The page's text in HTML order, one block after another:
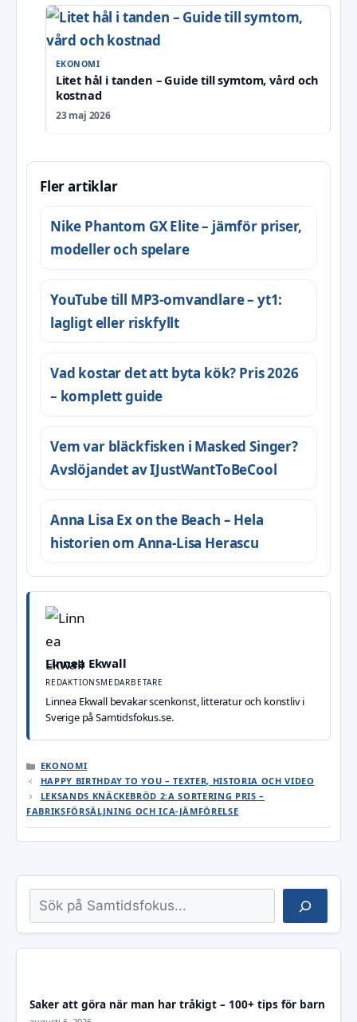
EKONOMI
Litet hål i tanden – Guide till symtom, vård och
kostnad
23 maj 2026
Fler artiklar
Nike Phantom GX Elite – jämför priser,
modeller och spelare
YouTube till MP3-omvandlare – yt1:
lagligt eller riskfyllt
Vad kostar det att byta kök? Pris 2026
– komplett guide
Vem var bläckfisken i Masked Singer?
Avslöjandet av IJustWantToBeCool
Anna Lisa Ex on the Beach – Hela
historien om Anna-Lisa Herascu
Linnea Ekwall
REDAKTIONSMEDARBETARE
Linnea Ekwall bevakar scenkonst, litteratur och konstliv i
Sverige på Samtidsfokus.se.
KATEGORIER
EKONOMI
HAPPY BIRTHDAY TO YOU – TEXTER, HISTORIA OCH VIDEO
LEKSANDS KNÄCKEBRÖD 2:A SORTERING PRIS –
FABRIKSFÖRSÄLJNING OCH ICA-JÄMFÖRELSE
Sök
Saker att göra när man har tråkigt – 100+ tips för barn